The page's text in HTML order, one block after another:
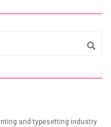
and typesetting industry.